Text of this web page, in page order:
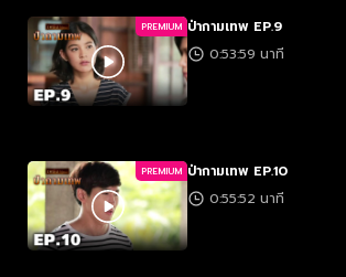
PREMIUM ป่ากามเทพ EP.9
0:53:59 นาที
PREMIUM ป่ากามเทพ EP.10
0:55:52 นาที